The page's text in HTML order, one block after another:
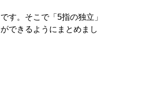
す。そこで「5指の独立」
できるようにまとめまし